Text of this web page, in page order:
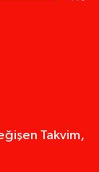
Takvim,